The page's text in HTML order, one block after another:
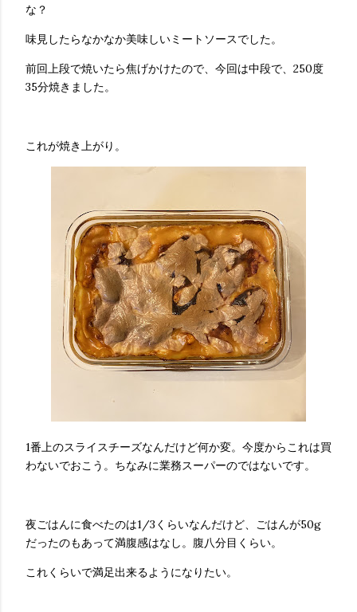
な？
味見したらなかなか美味しいミートソースでした。
前回上段で焼いたら焦げかけたので、今回は中段で、250度
35分焼きました。
これが焼き上がり。
1番上のスライスチーズなんだけど何か変。今度からこれは買
わないでおこう。ちなみに業務スーパーのではないです。
夜ごはんに食べたのは1/3くらいなんだけど、ごはんが50g
だったのもあって満腹感はなし。腹八分目くらい。
これくらいで満足出来るようになりたい。